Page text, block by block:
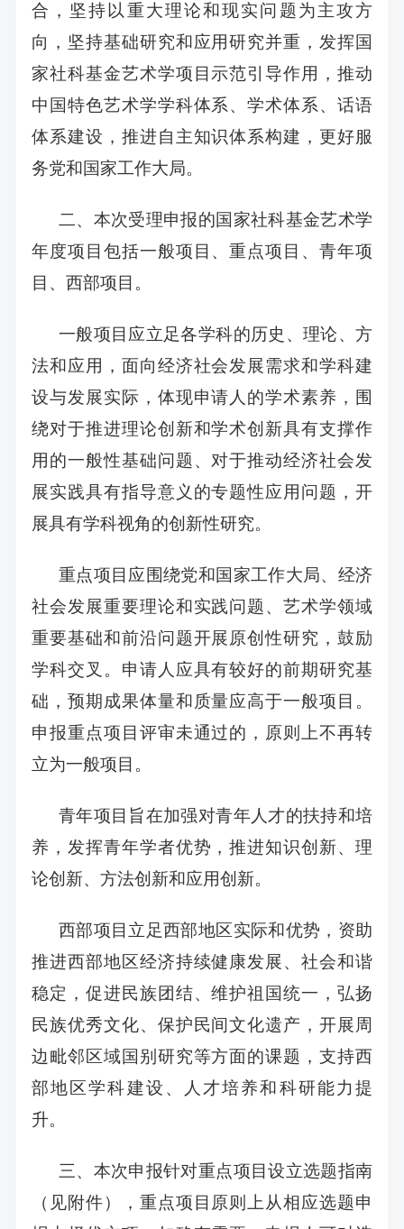
合，坚持以重大理论和现实问题为主攻方
向，坚持基础研究和应用研究并重，发挥国
家社科基金艺术学项目示范引导作用，推动
中国特色艺术学学科体系、学术体系、话语
体系建设，推进自主知识体系构建，更好服
务党和国家工作大局。
二、本次受理申报的国家社科基金艺术学
年度项目包括一般项目、重点项目、青年项
目、西部项目。
一般项目应立足各学科的历史、理论、方
法和应用，面向经济社会发展需求和学科建
设与发展实际，体现申请人的学术素养，围
绕对于推进理论创新和学术创新具有支撑作
用的一般性基础问题、对于推动经济社会发
展实践具有指导意义的专题性应用问题，开
展具有学科视角的创新性研究。
重点项目应围绕党和国家工作大局、经济
社会发展重要理论和实践问题、艺术学领域
重要基础和前沿问题开展原创性研究，鼓励
学科交叉。申请人应具有较好的前期研究基
础，预期成果体量和质量应高于一般项目。
申报重点项目评审未通过的，原则上不再转
立为一般项目。
青年项目旨在加强对青年人才的扶持和培
养，发挥青年学者优势，推进知识创新、理
论创新、方法创新和应用创新。
西部项目立足西部地区实际和优势，资助
推进西部地区经济持续健康发展、社会和谐
稳定，促进民族团结、维护祖国统一，弘扬
民族优秀文化、保护民间文化遗产，开展周
边毗邻区域国别研究等方面的课题，支持西
部地区学科建设、人才培养和科研能力提
升。
三、本次申报针对重点项目设立选题指南
（见附件），重点项目原则上从相应选题申